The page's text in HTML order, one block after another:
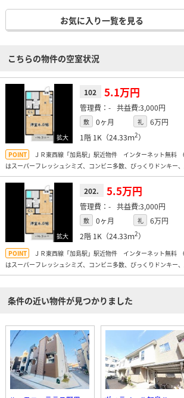
お気に入り一覧を見る
こちらの物件の空室状況
102 5.1万円
- 3,000円
敷 0ヶ月 礼
6万円
1階 1K（24.33ｍ2）
ＪＲ東西線「加島駅」駅近物件 インターネット無料
はスーパーフレッシュシミズ、コンビニ多数、びっくりドンキー
んもあります！
202. 5.5万円
- 3,000円
敷 0ヶ月 礼
6万円
2階 1K（24.33ｍ2）
ＪＲ東西線「加島駅」駅近物件 インターネット無料
はスーパーフレッシュシミズ、コンビニ多数、びっくりドンキー
んもあります！
条件の近い物件が見つかりました